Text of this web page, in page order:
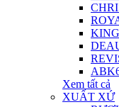
Xem tất cả
XUẤT XỨ